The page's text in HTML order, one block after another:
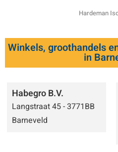
Hardeman
Winkels, groothandels
in
Habegro B.V.
Langstraat 45 - 3771BB
Barneveld